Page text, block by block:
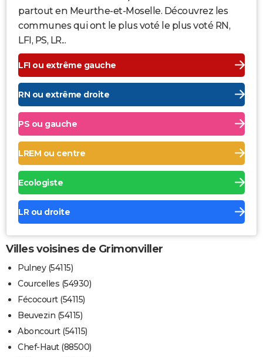
partout en Meurthe-et-Moselle. Découvrez les
communes qui ont le plus voté le plus voté RN,
LFI, PS, LR...
LFI ou extrême gauche
RN ou extrême droite
PS ou gauche
LREM ou centre
Ecologiste
LR ou droite
Villes voisines de Grimonviller
Pulney (54115)
Courcelles (54930)
Fécocourt (54115)
Beuvezin (54115)
Aboncourt (54115)
Chef-Haut (88500)